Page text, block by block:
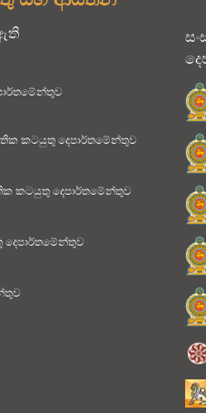
කටයුතු දෙපාර්තමේන්තුව
කටයුතු දෙපාර්තමේන්තුව